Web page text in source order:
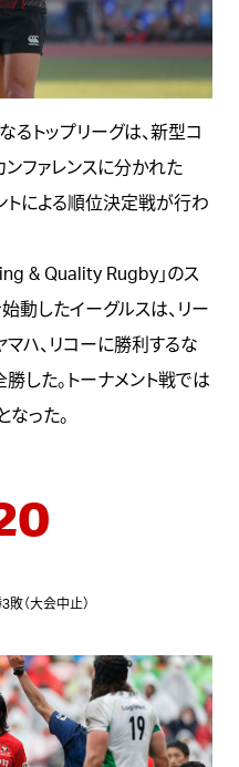
るトップリーグは、新型コ
ファレンスに分かれた
トによる順位決定戦が行わ
& Quality Rugby」のス
動したイーグルスは、リー
ハ、リコーに勝利するな
した。トーナメント戦では
なった。
敗（大会中止）